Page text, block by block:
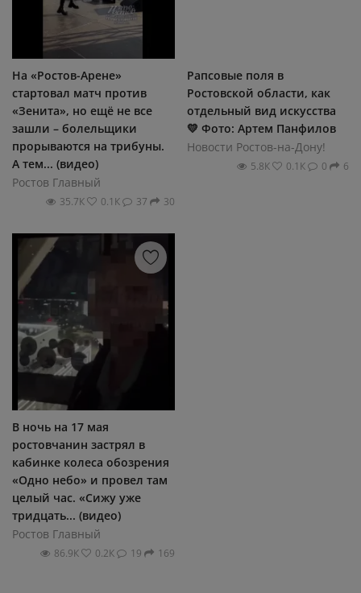
На «Ростов-Арене»
стартовал матч против
«Зенита», но ещё не все
зашли – болельщики
прорываются на трибуны.
А тем... (видео)
Ростов Главный
35.7К 0.1К 37 30
Рапсовые поля в
Ростовской области, как
отдельный вид искусства
💛 Фото: Артем Панфилов
Новости Ростов-на-Дону!
5.8К 0.1К 0 6
В ночь на 17 мая
ростовчанин застрял в
кабинке колеса обозрения
«Одно небо» и провел там
целый час. «Сижу уже
тридцать... (видео)
Ростов Главный
86.9К 0.2К 19 169